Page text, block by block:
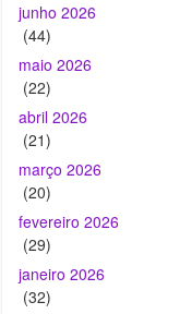
junho 2026
(44)
maio 2026
(22)
abril 2026
(21)
março 2026
(20)
fevereiro 2026
(29)
janeiro 2026
(32)